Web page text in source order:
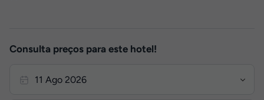
Consulta preços para este hotel!